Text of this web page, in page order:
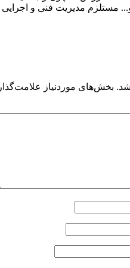
مستلزم مدیریت فنی و اجرایی
بخش‌های موردنیاز